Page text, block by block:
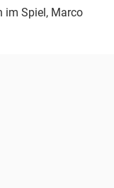
im Spiel, Marco